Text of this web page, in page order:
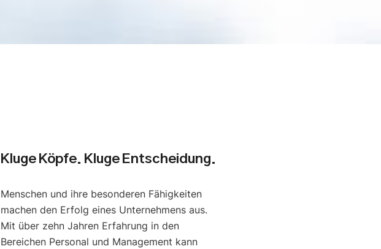
Kluge Köpfe. Kluge Entscheidung.
Menschen und ihre besonderen Fähigkeiten
machen den Erfolg eines Unternehmens aus.
Mit über zehn Jahren Erfahrung in den
Bereichen Personal und Management kann